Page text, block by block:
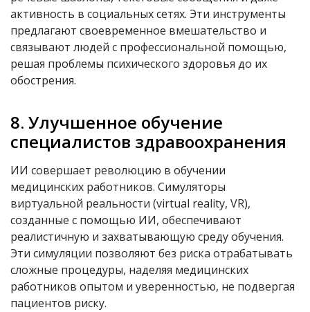
активность в социальных сетях. Эти инструменты
предлагают своевременное вмешательство и
связывают людей с профессиональной помощью,
решая проблемы психического здоровья до их
обострения.
8. Улучшенное обучение
специалистов здравоохранения
ИИ совершает революцию в обучении
медицинских работников. Симуляторы
виртуальной реальности (virtual reality, VR),
созданные с помощью ИИ, обеспечивают
реалистичную и захватывающую среду обучения.
Эти симуляции позволяют без риска отрабатывать
сложные процедуры, наделяя медицинских
работников опытом и уверенностью, не подвергая
пациентов риску.